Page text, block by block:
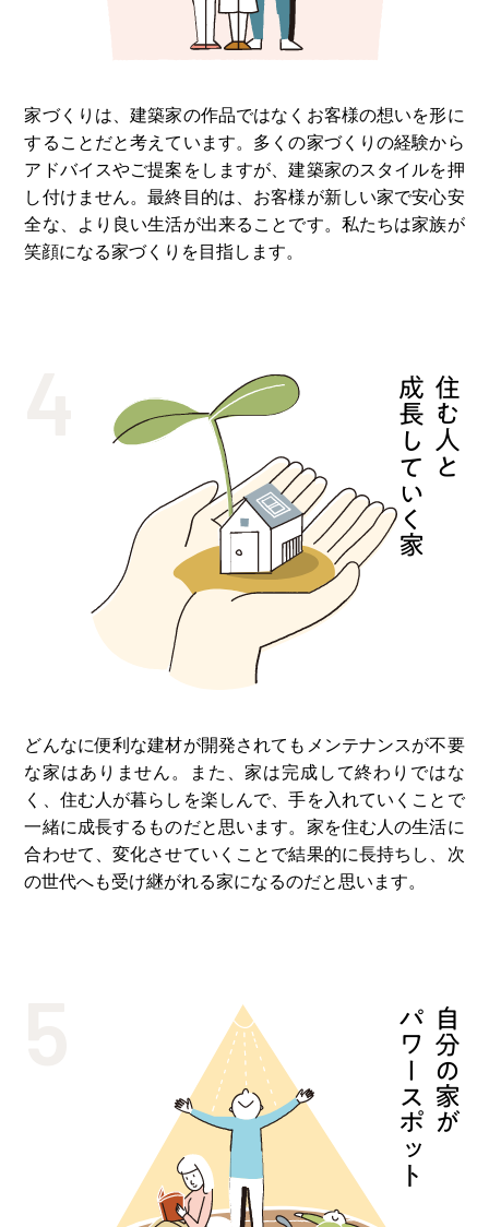
家づくりは、建築家の作品ではなくお客様の想いを形に
することだと考えています。多くの家づくりの経験から
アドバイスやご提案をしますが、建築家のスタイルを押
し付けません。最終⽬的は、お客様が新しい家で安⼼安
全な、より良い⽣活が出来ることです。私たちは家族が
笑顔になる家づくりを⽬指します。
住む⼈と
成⻑していく家
どんなに便利な建材が開発されてもメンテナンスが不要
な家はありません。また、家は完成して終わりではな
く、住む⼈が暮らしを楽しんで、⼿を⼊れていくことで
⼀緒に成⻑するものだと思います。家を住む⼈の⽣活に
合わせて、変化させていくことで結果的に⻑持ちし、次
の世代へも受け継がれる家になるのだと思います。
⾃分の家が
パワースポット